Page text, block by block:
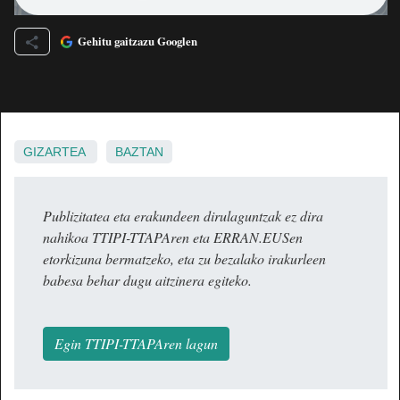
Gehitu gaitzazu Googlen
GIZARTEA BAZTAN
Publizitatea eta erakundeen dirulaguntzak ez dira
nahikoa TTIPI-TTAPAren eta ERRAN.EUSen
etorkizuna bermatzeko, eta zu bezalako irakurleen
babesa behar dugu aitzinera egiteko.
Egin TTIPI-TTAPAren lagun